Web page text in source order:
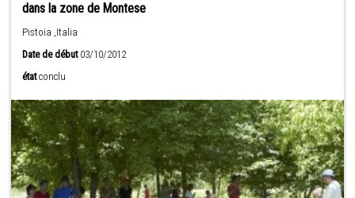
dans la zone de Montese
Pistoia ,Italia
Date de début03/10/2012
état conclu